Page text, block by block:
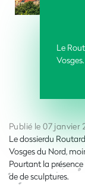
Le
Publié le 07 janvier
Le dossierdu
Vosges du Nord,
Pourtant la
de de sculptures.